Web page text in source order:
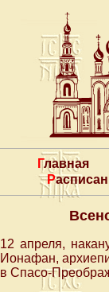
Главная
12 апреля,
Ионафан,
в Спасо-